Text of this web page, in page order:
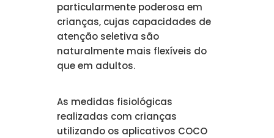
particularmente poderosa em
crianças, cujas capacidades de
atenção seletiva são
naturalmente mais flexíveis do
que em adultos.
As medidas fisiológicas
realizadas com crianças
utilizando os aplicativos COCO